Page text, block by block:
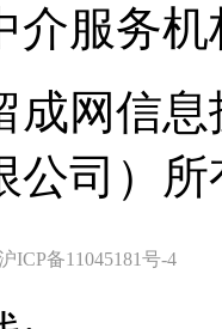
介服务
成网信
公司）所
ICP备11045181号-4